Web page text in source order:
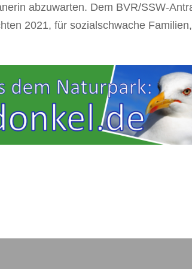
abzuwarten. Dem BVR/SSW-
2021, für sozialschwache Familien,